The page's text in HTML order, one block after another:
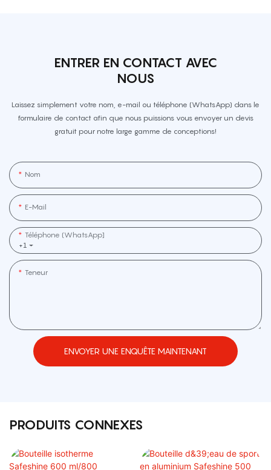
ENTRER EN CONTACT AVEC
NOUS
Laissez simplement votre nom, e-mail ou téléphone (WhatsApp) dans le
formulaire de contact afin que nous puissions vous envoyer un devis
gratuit pour notre large gamme de conceptions!
Nom
E-Mail
+1
Téléphone (WhatsApp]
Teneur
ENVOYER UNE ENQUÊTE MAINTENANT
PRODUITS CONNEXES